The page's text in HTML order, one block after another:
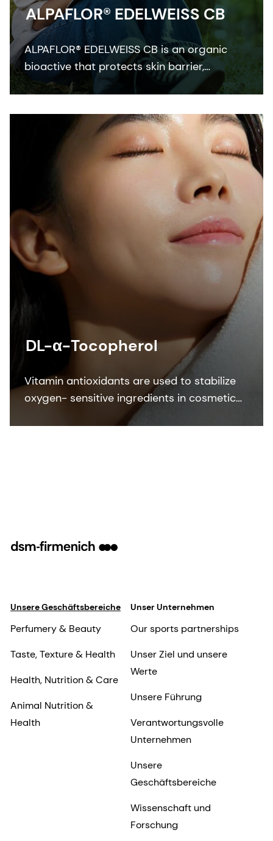
ALPAFLOR® EDELWEISS CB
ALPAFLOR® EDELWEISS CB is an organic
bioactive that protects skin barrier,
enhances skin resistance to external stress
sensation. It is COSMOS and NATRUE
organic certified and Fair for Life fair trade
DL-α-Tocopherol
Vitamin antioxidants are used to stabilize
oxygen- sensitive ingredients in cosmetic
formulations. DL-α-Tocopherol protects
Unsere Geschäftsbereiche
Perfumery & Beauty
Taste, Texture & Health
Health, Nutrition & Care
Animal Nutrition &
Health
Unser Unternehmen
Our sports partnerships
Unser Ziel und unsere
Werte
Unsere Führung
Verantwortungsvolle
Unternehmen
Unsere
Geschäftsbereiche
Wissenschaft und
Forschung